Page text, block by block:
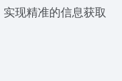
现精准的信息获取